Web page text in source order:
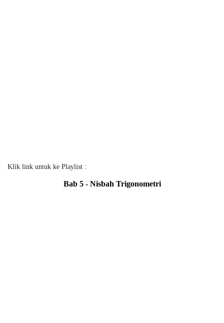
Klik link untuk ke Playlist :
Bab 5 - Nisbah Trigonometri